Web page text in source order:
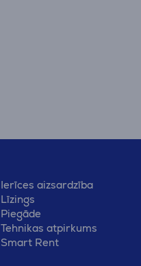
Ierīces aizsardzība
Līzings
Piegāde
Tehnikas atpirkums
Smart Rent